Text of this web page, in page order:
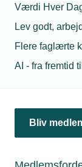
Værdi Hver
Lev godt,
Flere faglærte
AI - fra fremtid
Bliv